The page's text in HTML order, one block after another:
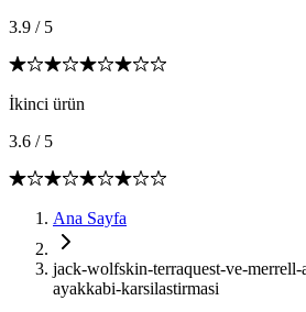
3.9 / 5
İkinci ürün
3.6 / 5
Ana Sayfa
jack-wolfskin-terraquest-ve-
ayakkabi-karsilastirmasi